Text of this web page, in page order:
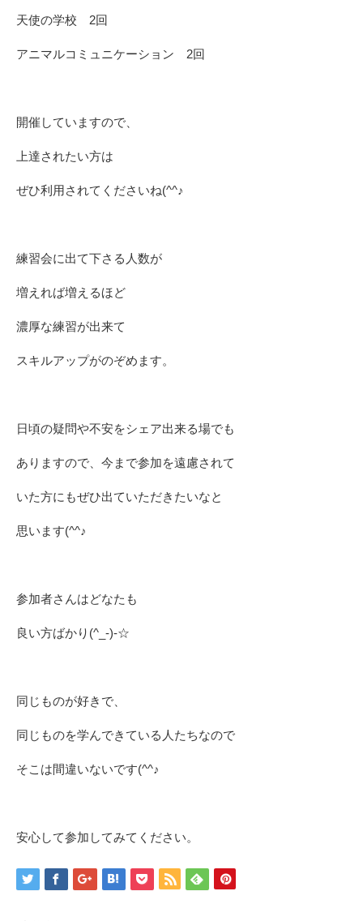
天使の学校 2回
アニマルコミュニケーション 2回
開催していますので、
上達されたい方は
ぜひ利用されてくださいね(^^♪
練習会に出て下さる人数が
増えれば増えるほど
濃厚な練習が出来て
スキルアップがのぞめます。
日頃の疑問や不安をシェア出来る場でも
ありますので、今まで参加を遠慮されて
いた方にもぜひ出ていただきたいなと
思います(^^♪
参加者さんはどなたも
良い方ばかり(^_-)-☆
同じものが好きで、
同じものを学んできている人たちなので
そこは間違いないです(^^♪
安心して参加してみてください。